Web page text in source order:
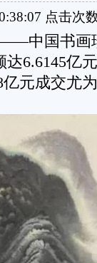
点击次
中国书画
6.6145亿
元成交尤